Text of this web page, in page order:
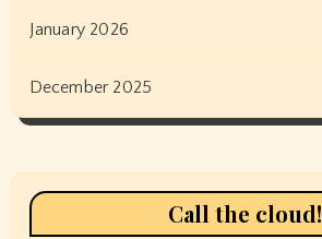
January 2026
December 2025
Call the cloud!